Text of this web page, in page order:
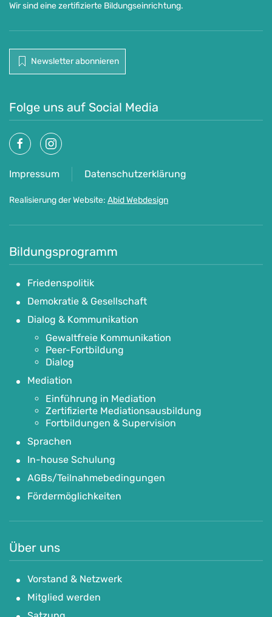
Wir sind eine zertifizierte Bildungseinrichtung.
Newsletter abonnieren
Folge uns auf Social Media
Impressum Datenschutzerklärung
Realisierung der Website: Abid Webdesign
Bildungsprogramm
Friedenspolitik
Demokratie & Gesellschaft
Dialog & Kommunikation
Gewaltfreie Kommunikation
Peer-Fortbildung
Dialog
Mediation
Einführung in Mediation
Zertifizierte Mediationsausbildung
Fortbildungen & Supervision
Sprachen
In-house Schulung
AGBs/Teilnahmebedingungen
Fördermöglichkeiten
Über uns
Vorstand & Netzwerk
Mitglied werden